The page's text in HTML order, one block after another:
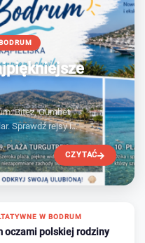
Bitez, Gümbet,
Sprawdź rejsy i
CZYTAĆ
W BODRUM
oczami polskiej rodziny